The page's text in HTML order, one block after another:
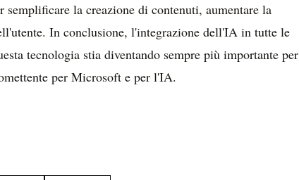
semplificare la creazione di contenuti, aumentare la
In conclusione, l'integrazione dell'IA in tutte le
tecnologia stia diventando sempre più importante per
per Microsoft e per l'IA.